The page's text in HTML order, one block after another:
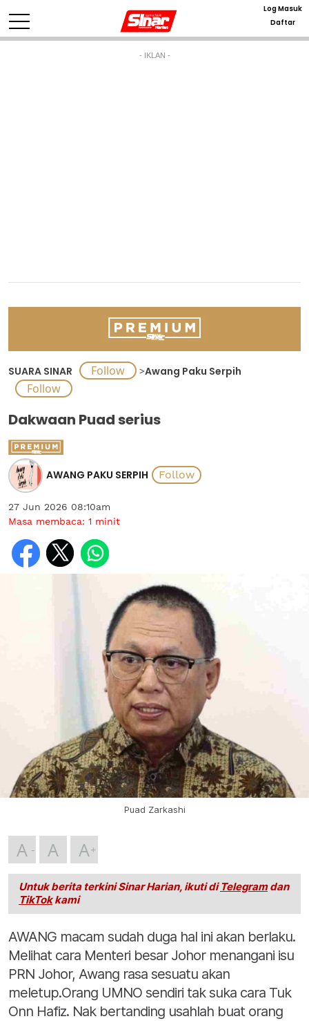
Log Masuk
Daftar
- IKLAN -
SUARA SINAR >Awang Paku Serpih
Dakwaan Puad serius
AWANG PAKU SERPIH
27 Jun 2026 08:10am
Masa membaca: 1 minit
Puad Zarkashi
A A A
Untuk berita terkini Sinar Harian, ikuti di Telegramdan
TikTokkami
AWANG macam sudah duga hal ini akan berlaku.
Melihat cara Menteri besar Johor menangani isu
PRN Johor, Awang rasa sesuatu akan
meletup.Orang UMNO sendiri tak suka cara Tuk
Onn Hafiz. Nak bertanding usahlah buat orang